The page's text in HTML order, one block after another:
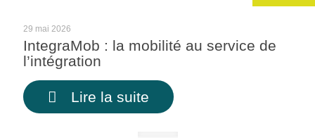
29 mai 2026
IntegraMob : la mobilité au service de
l’intégration
Lire la suite